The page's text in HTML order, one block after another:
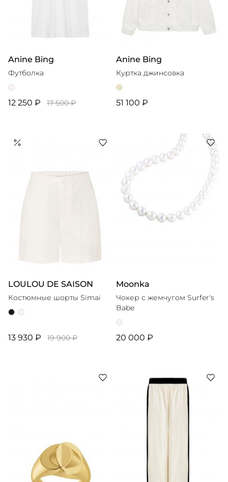
Anine Bing
Футболка
12 250 ₽ 17 500 ₽
Anine Bing
Куртка джинсовка
51 100 ₽
LOULOU DE SAISON
Костюмные шорты Simai
13 930 ₽ 19 900 ₽
Moonka
Чокер с жемчугом Surfer's
Babe
20 000 ₽